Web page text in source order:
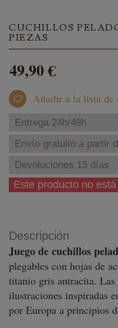
CUCHILLOS
PIEZAS
49,90 €
Añadir a la lista de
Entrega 24h/48h
Envío gratuito a partir
Devoluciones 15 días
Este producto no
Descripción
Juego de cuchillos
plegables con hojas de
titanio gris antracita. Las
ilustraciones inspiradas
por Europa a principios